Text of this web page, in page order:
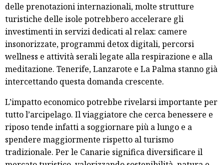
delle prenotazioni internazionali, molte strutture
turistiche delle isole potrebbero accelerare gli
investimenti in servizi dedicati al relax: camere
insonorizzate, programmi detox digitali, percorsi
wellness e attività serali legate alla respirazione e alla
meditazione. Tenerife, Lanzarote e La Palma stanno già
intercettando questa domanda crescente.
L’impatto economico potrebbe rivelarsi importante per
tutto l’arcipelago. Il viaggiatore che cerca benessere e
riposo tende infatti a soggiornare più a lungo e a
spendere maggiormente rispetto al turismo
tradizionale. Per le Canarie significa diversificare il